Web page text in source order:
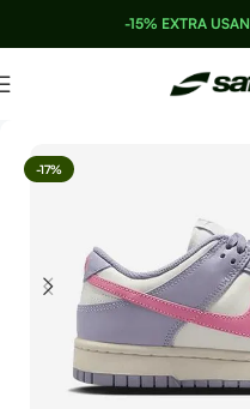
-15% EXTRA
-17%